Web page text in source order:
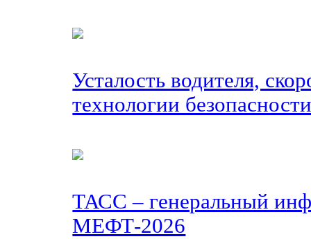
Усталость водителя,
технологии
ТАСС – генеральный
МЕФТ-2026